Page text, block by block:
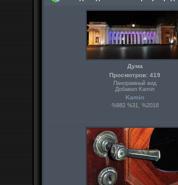
Дума
Просмотров: 419
Панорамный вид
Добавил Kamin
Kamin
%982 %31, %2018